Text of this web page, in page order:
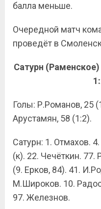
балла меньше.
Очередной матч
проведёт в
Сатурн
Голы: Р.Романов, 25
Арустамян, 58 (1:2).
Сатурн: 1. Отмахов.
(к). 22. Чечёткин.
(9. Ерков, 84). 41.
М.Широков. 10.
97. Железнов.